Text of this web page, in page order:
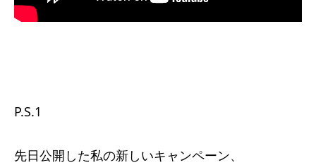
P.S.1
先日公開した私の新しいキャンペーン、